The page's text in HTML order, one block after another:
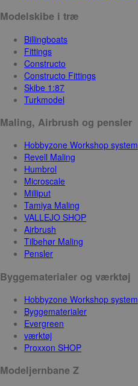
Modelskibe i træ
Billingboats
Fittings
Constructo
Constructo Fittings
Skibe 1:87
Turkmodel
Maling, Airbrush og pensler
Hobbyzone Workshop system
Revell Maling
Humbrol
Microscale
Milliput
Tamiya Maling
VALLEJO SHOP
Airbrush
Tilbehør Maling
Pensler
Byggematerialer og værktøj
Hobbyzone Workshop system
Byggematerialer
Evergreen
værktøj
Proxxon SHOP
Modeljernbane Z